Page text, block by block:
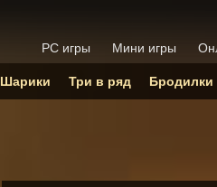
PC игры Мини игры
Шарики Три в ряд Бродилки